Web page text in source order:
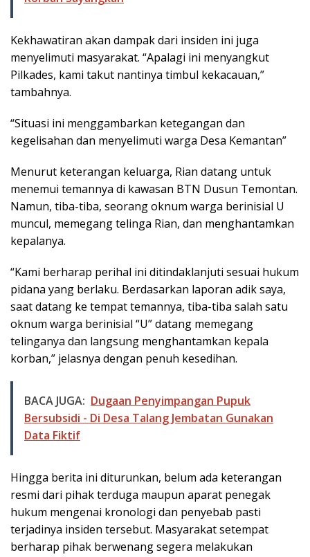
Kekhawatiran akan dampak dari insiden ini juga
menyelimuti masyarakat. “Apalagi ini menyangkut
Pilkades, kami takut nantinya timbul kekacauan,”
tambahnya.
“Situasi ini menggambarkan ketegangan dan
kegelisahan dan menyelimuti warga Desa Kemantan”
Menurut keterangan keluarga, Rian datang untuk
menemui temannya di kawasan BTN Dusun Temontan.
Namun, tiba-tiba, seorang oknum warga berinisial U
muncul, memegang telinga Rian, dan menghantamkan
kepalanya.
“Kami berharap perihal ini ditindaklanjuti sesuai hukum
pidana yang berlaku. Berdasarkan laporan adik saya,
saat datang ke tempat temannya, tiba-tiba salah satu
oknum warga berinisial “U” datang memegang
telinganya dan langsung menghantamkan kepala
korban,” jelasnya dengan penuh kesedihan.
BACA JUGA: Dugaan Penyimpangan Pupuk
Bersubsidi - Di Desa Talang Jembatan Gunakan
Data Fiktif
Hingga berita ini diturunkan, belum ada keterangan
resmi dari pihak terduga maupun aparat penegak
hukum mengenai kronologi dan penyebab pasti
terjadinya insiden tersebut. Masyarakat setempat
berharap pihak berwenang segera melakukan